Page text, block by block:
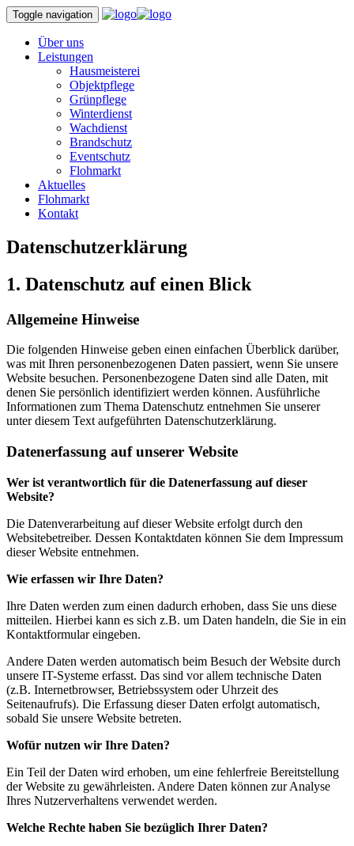
Toggle navigation
Über uns
Leistungen
Hausmeisterei
Objektpflege
Grünpflege
Winterdienst
Wachdienst
Brandschutz
Eventschutz
Flohmarkt
Aktuelles
Flohmarkt
Kontakt
Datenschutzerklärung
1. Datenschutz auf einen Blick
Allgemeine Hinweise
Die folgenden Hinweise geben einen einfachen Überblick darüber,
was mit Ihren personenbezogenen Daten passiert, wenn Sie unsere
Website besuchen. Personenbezogene Daten sind alle Daten, mit
denen Sie persönlich identifiziert werden können. Ausführliche
Informationen zum Thema Datenschutz entnehmen Sie unserer
unter diesem Text aufgeführten Datenschutzerklärung.
Datenerfassung auf unserer Website
Wer ist verantwortlich für die Datenerfassung auf dieser
Website?
Die Datenverarbeitung auf dieser Website erfolgt durch den
Websitebetreiber. Dessen Kontaktdaten können Sie dem Impressum
dieser Website entnehmen.
Wie erfassen wir Ihre Daten?
Ihre Daten werden zum einen dadurch erhoben, dass Sie uns diese
mitteilen. Hierbei kann es sich z.B. um Daten handeln, die Sie in ein
Kontaktformular eingeben.
Andere Daten werden automatisch beim Besuch der Website durch
unsere IT-Systeme erfasst. Das sind vor allem technische Daten
(z.B. Internetbrowser, Betriebssystem oder Uhrzeit des
Seitenaufrufs). Die Erfassung dieser Daten erfolgt automatisch,
sobald Sie unsere Website betreten.
Wofür nutzen wir Ihre Daten?
Ein Teil der Daten wird erhoben, um eine fehlerfreie Bereitstellung
der Website zu gewährleisten. Andere Daten können zur Analyse
Ihres Nutzerverhaltens verwendet werden.
Welche Rechte haben Sie bezüglich Ihrer Daten?